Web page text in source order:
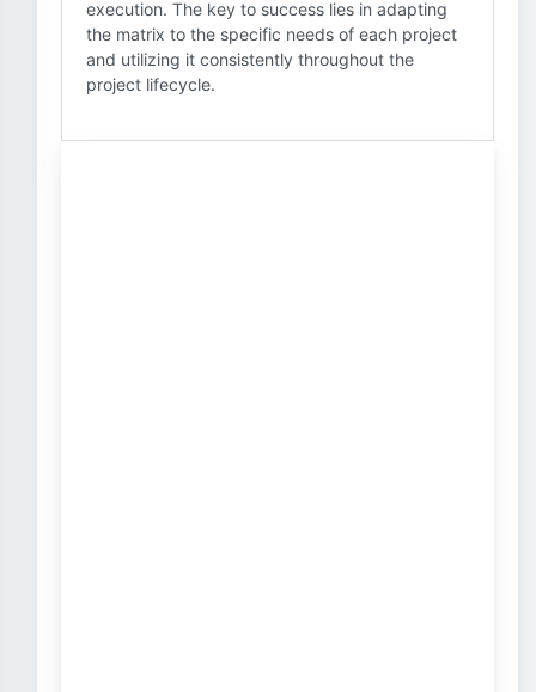
execution. The key to success lies in adapting
the matrix to the specific needs of each project
and utilizing it consistently throughout the
project lifecycle.